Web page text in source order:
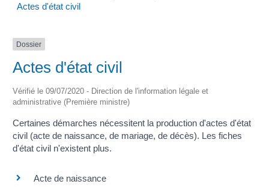
Actes d'état civil
Dossier
Actes d'état civil
Vérifié le 09/07/2020 - Direction de l'information légale et
administrative (Première ministre)
Certaines démarches nécessitent la production d'actes d'état
civil (acte de naissance, de mariage, de décès). Les fiches
d'état civil n'existent plus.
Acte de naissance